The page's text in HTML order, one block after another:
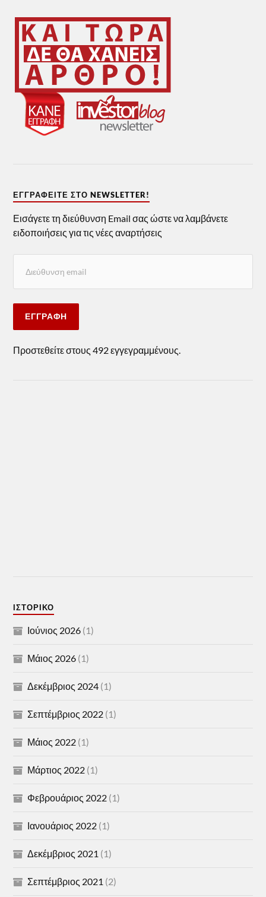
ΕΓΓΡΑΦΕΊΤΕ ΣΤΟ NEWSLETTER!
Εισάγετε τη διεύθυνση Email σας ώστε να λαμβάνετε
ειδοποιήσεις για τις νέες αναρτήσεις
ΕΓΓΡΑΦΉ
Προστεθείτε στους 492 εγγεγραμμένους.
ΙΣΤΟΡΙΚΌ
Ιούνιος 2026 (1)
Μάιος 2026 (1)
Δεκέμβριος 2024 (1)
Σεπτέμβριος 2022 (1)
Μάιος 2022 (1)
Μάρτιος 2022 (1)
Φεβρουάριος 2022 (1)
Ιανουάριος 2022 (1)
Δεκέμβριος 2021 (1)
Σεπτέμβριος 2021 (2)